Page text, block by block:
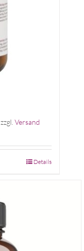
zzgl. Versand
Details